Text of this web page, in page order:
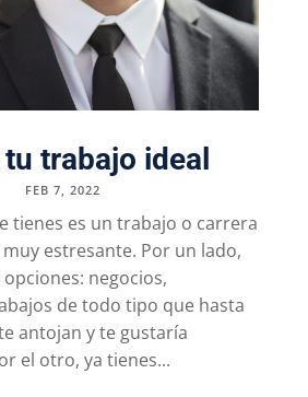
trabajo ideal
FEB 7, 2022
tienes es un trabajo o carrera
estresante. Por un lado,
negocios,
de todo tipo que hasta
antojan y te gustaría
el otro, ya tienes...